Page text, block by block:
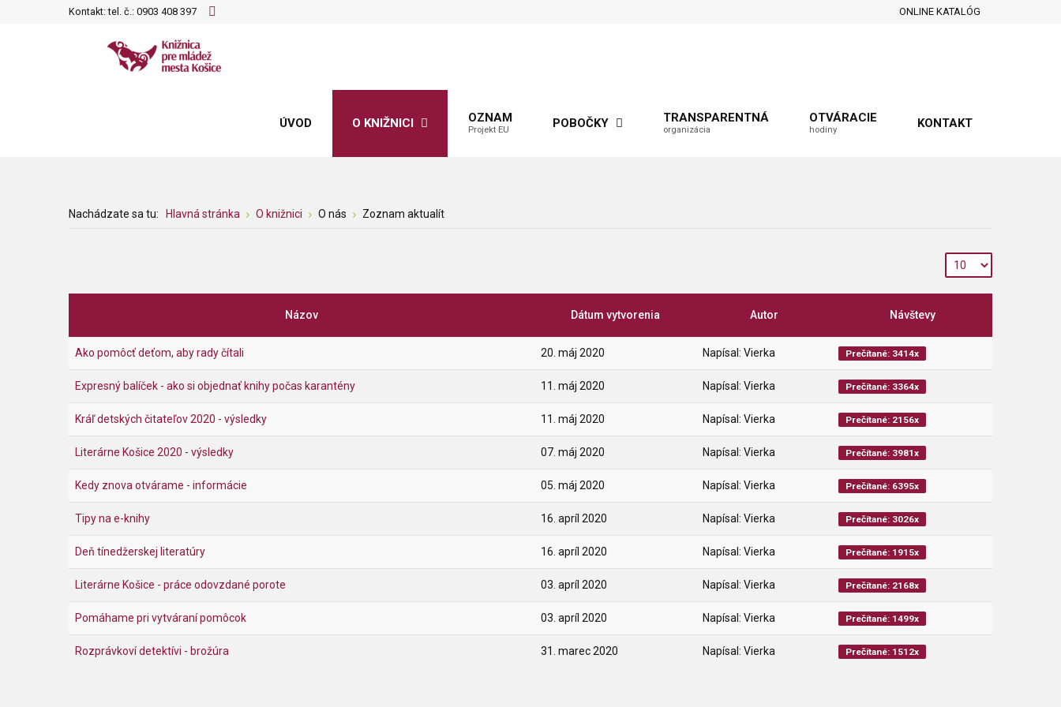
Kontakt: tel. č.: 0903 408 397 ONLINE KATALÓG
ÚVOD O KNIŽNICI OZNAM
Projekt EU POBOČKY TRANSPARENTNÁ
organizácia
OTVÁRACIE
hodiny KONTAKT
Nachádzate sa tu: Hlavná stránka O knižnici O nás Zoznam aktualít
Názov Dátum vytvorenia Autor Návštevy
Ako pomôcť deťom, aby rady čítali 20. máj 2020 Napísal: Vierka Prečítané: 3414x
Expresný balíček - ako si objednať knihy počas karantény 11. máj 2020 Napísal: Vierka Prečítané: 3364x
Kráľ detských čitateľov 2020 - výsledky 11. máj 2020 Napísal: Vierka Prečítané: 2156x
Literárne Košice 2020 - výsledky 07. máj 2020 Napísal: Vierka Prečítané: 3981x
Kedy znova otvárame - informácie 05. máj 2020 Napísal: Vierka Prečítané: 6395x
Tipy na e-knihy 16. apríl 2020 Napísal: Vierka Prečítané: 3026x
Deň tínedžerskej literatúry 16. apríl 2020 Napísal: Vierka Prečítané: 1915x
Literárne Košice - práce odovzdané porote 03. apríl 2020 Napísal: Vierka Prečítané: 2168x
Pomáhame pri vytváraní pomôcok 03. apríl 2020 Napísal: Vierka Prečítané: 1499x
Rozprávkoví detektívi - brožúra 31. marec 2020 Napísal: Vierka Prečítané: 1512x